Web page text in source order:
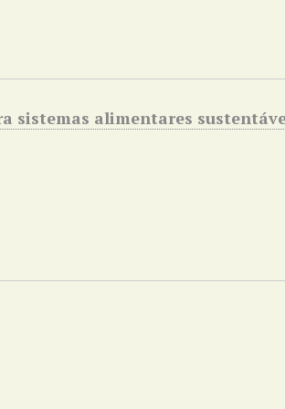
sistemas alimentares